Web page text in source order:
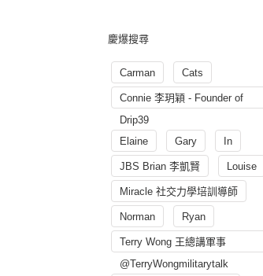
慶爆搜尋
Carman Cats
Connie 李玥穎 - Founder of
Drip39
Elaine
Gary In
JBS Brian 李凱賢 Louise
Miracle 社交力學培訓導師
Norman Ryan
Terry Wong 王總講軍事
@TerryWongmilitarytalk